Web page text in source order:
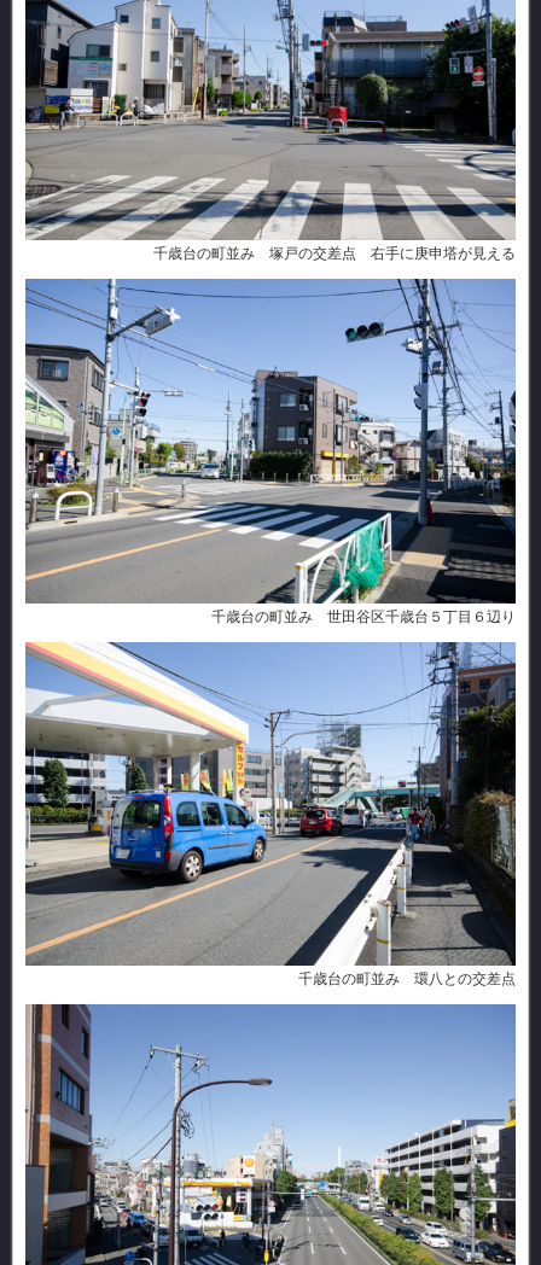
千歳台の町並み 塚戸の交差点 右手に庚申塔が見える
千歳台の町並み 世田谷区千歳台５丁目６辺り
千歳台の町並み 環八との交差点